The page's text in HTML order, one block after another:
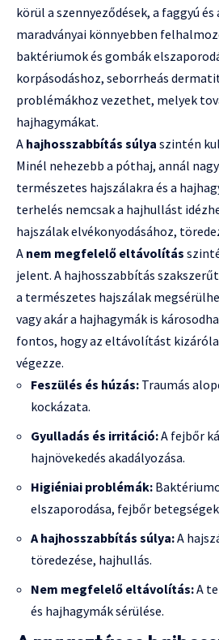
körül a szennyeződések, a faggyú
maradványai könnyebben
baktériumok és gombák
korpásodáshoz, seborrheás
problémákhoz vezethet, melyek
hajhagymákat.
A hajhosszabbítás súlya szintén
Minél nehezebb a póthaj, annál
természetes hajszálakra és a
terhelés nemcsak a hajhullást
hajszálak elvékonyodásához,
A nem megfelelő eltávolítás
jelent. A hajhosszabbítás
a természetes hajszálak
vagy akár a hajhagymák is
fontos, hogy az eltávolítást
végezze.
Feszülés és húzás: Traumás
kockázata.
Gyulladás és irritáció:A fejbőr
hajnövekedés akadályozása.
Higiéniai problémák:
elszaporodása, fejbőr
A hajhosszabbítás súlya:A
töredezése, hajhullás.
Nem megfelelő eltávolítás:A
és hajhagymák sérülése.